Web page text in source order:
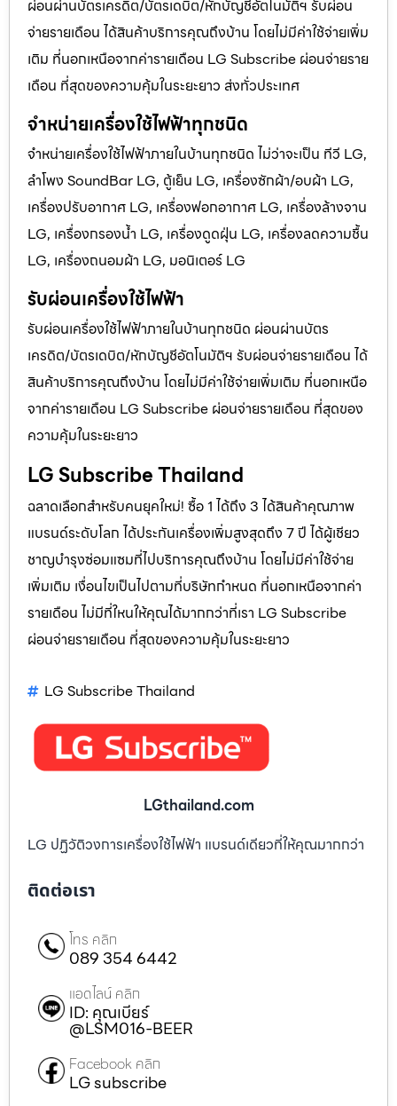
ผ่อนผ่านบัตรเครดิต/บัตรเดบิต/หักบัญชีอัตโนมัติฯ รับผ่อน
จ่ายรายเดือน ได้สินค้าบริการคุณถึงบ้าน โดยไม่มีค่าใช้จ่ายเพิ่ม
เติม ที่นอกเหนือจากค่ารายเดือน LG Subscribe ผ่อนจ่ายราย
เดือน ที่สุดของความคุ้มในระยะยาว ส่งทั่วประเทศ
จำหน่ายเครื่องใช้ไฟฟ้าทุกชนิด
จำหน่ายเครื่องใช้ไฟฟ้าภายในบ้านทุกชนิด ไม่ว่าจะเป็น ทีวี LG,
ลำโพง SoundBar LG, ตู้เย็น LG, เครื่องซักผ้า/อบผ้า LG,
เครื่องปรับอากาศ LG, เครื่องฟอกอากาศ LG, เครื่องล้างจาน
LG, เครื่องกรองน้ำ LG, เครื่องดูดฝุ่น LG, เครื่องลดความชื้น
LG, เครื่องถนอมผ้า LG, มอนิเตอร์ LG
รับผ่อนเครื่องใช้ไฟฟ้า
รับผ่อนเครื่องใช้ไฟฟ้าภายในบ้านทุกชนิด ผ่อนผ่านบัตร
เครดิต/บัตรเดบิต/หักบัญชีอัตโนมัติฯ รับผ่อนจ่ายรายเดือน ได้
สินค้าบริการคุณถึงบ้าน โดยไม่มีค่าใช้จ่ายเพิ่มเติม ที่นอกเหนือ
จากค่ารายเดือน LG Subscribe ผ่อนจ่ายรายเดือน ที่สุดของ
ความคุ้มในระยะยาว
LG Subscribe Thailand
ฉลาดเลือกสำหรับคนยุคใหม่! ซื้อ 1 ได้ถึง 3 ได้สินค้าคุณภาพ
แบรนด์ระดับโลก ได้ประกันเครื่องเพิ่มสูงสุดถึง 7 ปี ได้ผู้เชียว
ชาญบำรุงซ่อมแซมที่ไปบริการคุณถึงบ้าน โดยไม่มีค่าใช้จ่าย
เพิ่มเติม เงื่อนไขเป็นไปตามที่บริษัทกำหนด ที่นอกเหนือจากค่า
รายเดือน ไม่มีที่ใหนให้คุณได้มากกว่าที่เรา LG Subscribe
ผ่อนจ่ายรายเดือน ที่สุดของความคุ้มในระยะยาว
LG Subscribe Thailand
LGthailand.com
LG ปฏิวัติวงการเครื่องใช้ไฟฟ้า แบรนด์เดียวที่ให้คุณมากกว่า
ติดต่อเรา
โทร คลิก
089 354 6442
แอดไลน์ คลิก
ID: คุณเบียร์
@LSM016-BEER
Facebook คลิก
LG subscribe